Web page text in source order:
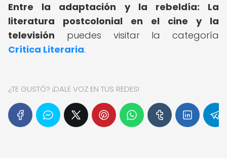
Entre la adaptación y la rebeldía: La
literatura postcolonial en el cine y la
televisión puedes visitar la categoría
Crítica Literaria.
¿TE GUSTÓ? ¡DALE VOZ EN TUS REDES!